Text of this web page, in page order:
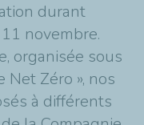
durant
novembre.
organisée sous
Zéro », nos
à différents